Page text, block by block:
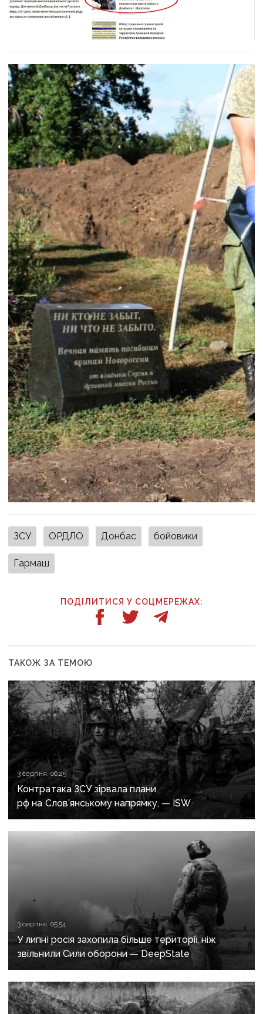
ЗСУ ОРДЛО Донбас бойовики
Гармаш
ПОДІЛИТИСЯ У СОЦМЕРЕЖАХ:
ТАКОЖ ЗА ТЕМОЮ
3 серпня, 06:25
Контратака ЗСУ зірвала плани
рф на Слов’янському напрямку, — ISW
3 серпня, 05:54
У липні росія захопила більше території, ніж
звільнили Сили оборони — DeepState